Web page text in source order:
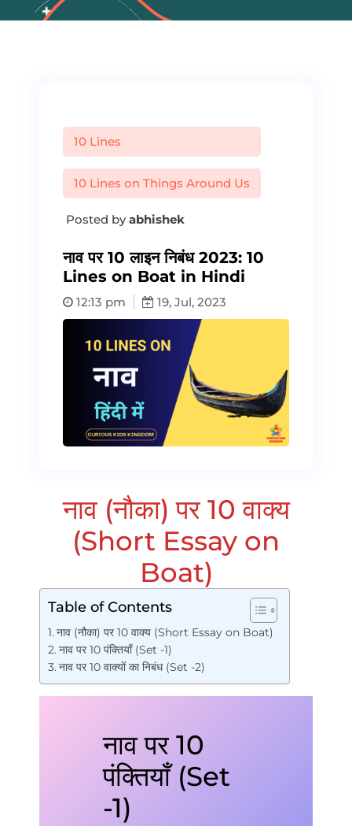
10 Lines
10 Lines on Things Around Us
Posted byabhishek
नाव पर 10 लाइन निबंध 2023: 10
Lines on Boat in Hindi
12:13 pm 19, Jul, 2023
नाव (नौका) पर 10 वाक्य
(Short Essay on
Boat)
Table of Contents
नाव (नौका) पर 10 वाक्य (Short Essay on Boat)
नाव पर 10 पंक्तियाँ (Set -1)
नाव पर 10 वाक्यों का निबंध (Set -2)
नाव पर 10
पंक्तियाँ (Set
-1)